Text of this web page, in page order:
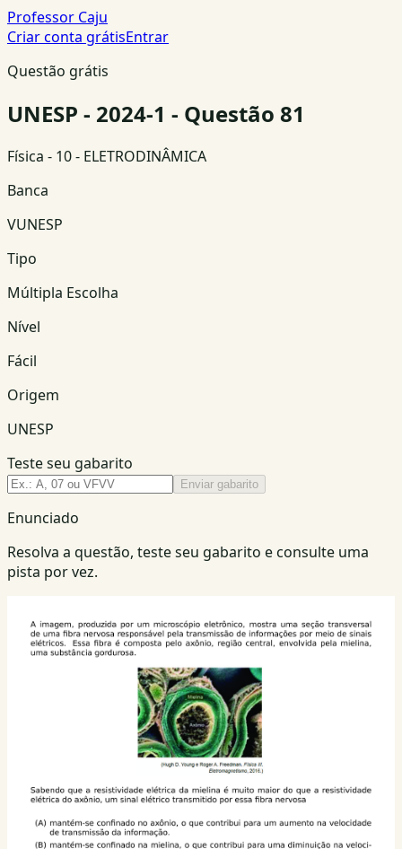
Professor Caju
Criar conta grátisEntrar
Questão grátis
UNESP - 2024-1 - Questão 81
Física - 10 - ELETRODINÂMICA
Banca
VUNESP
Tipo
Múltipla Escolha
Nível
Fácil
Origem
UNESP
Teste seu gabarito
Enviar gabarito
Enunciado
Resolva a questão, teste seu gabarito e consulte uma
pista por vez.